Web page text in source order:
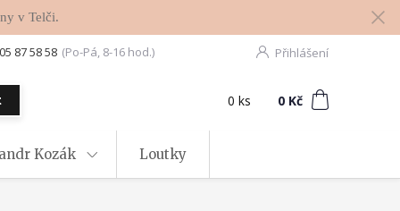
v Telči.
Přihlášení
87 58 58 (Po-Pá, 8-16 hod.)
0 ks 0 Kč
Kozák Loutky